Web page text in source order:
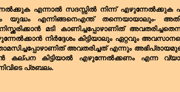
എന്നാൽ സദസ്സിൽ നിന്ന് എഴുന്നേൽക്കുക
യുദ്ധം എന്നിങ്ങനെഎന്ത് തന്നെയായാലും-
മടി കാണിച്ചപ്പോഴാണിത്
നിർദ്ദേശം കിട്ടിയാലും ഏറ്റവും
അവതരിച്ചത് എന്നും
കല്പന കിട്ടിയാൽ എഴുന്നേൽക്കണം എന്ന
പ്രബലം.